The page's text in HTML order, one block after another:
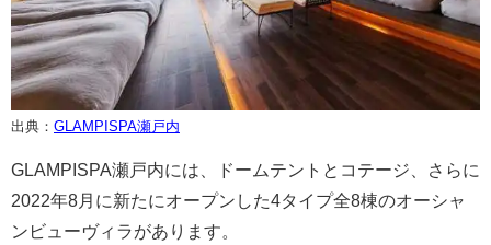
出典： GLAMPISPA瀬戸内
GLAMPISPA瀬戸内には、ドームテントとコテージ、さらに
2022年8月に新たにオープンした4タイプ全8棟のオーシャ
ンビューヴィラがあります。